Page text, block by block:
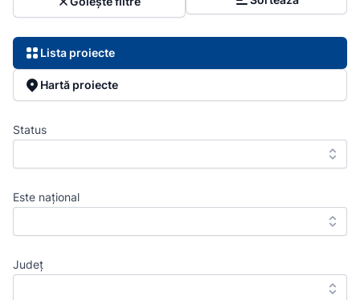
Lista proiecte
Hartă proiecte
Status
Este național
Județ